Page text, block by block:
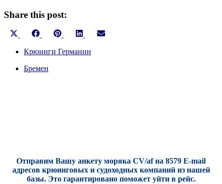
Share this post:
Share
Share
FacebookShare
Pinterest Share
LinkedInShare
Крюинги Германии
Бремен
Отправим Вашу анкету моряка CV/af на 8579 E-mail
адресов крюинговых и судоходных компаний из нашей
базы. Это гарантировано поможет уйти в рейс.